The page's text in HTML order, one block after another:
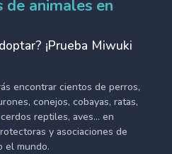
de animales en
¡Prueba Miwuki
encontrar cientos de perros,
conejos, cobayas, ratas,
reptiles, aves... en
y asociaciones de
el mundo.